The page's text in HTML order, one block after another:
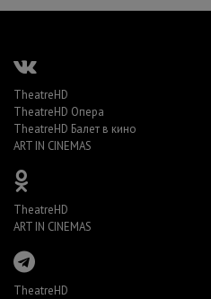
TheatreHD
TheatreHD Опера
TheatreHD Балет в кино
ART IN CINEMAS
TheatreHD
ART IN CINEMAS
TheatreHD